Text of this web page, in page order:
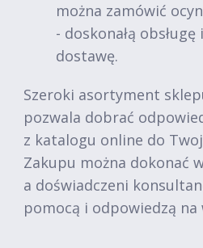
można zamówić
- doskonałą obsługę
dostawę.
Szeroki asortyment
pozwala dobrać
z katalogu online do
Zakupu można dokonać
a doświadczeni
pomocą i odpowiedzą